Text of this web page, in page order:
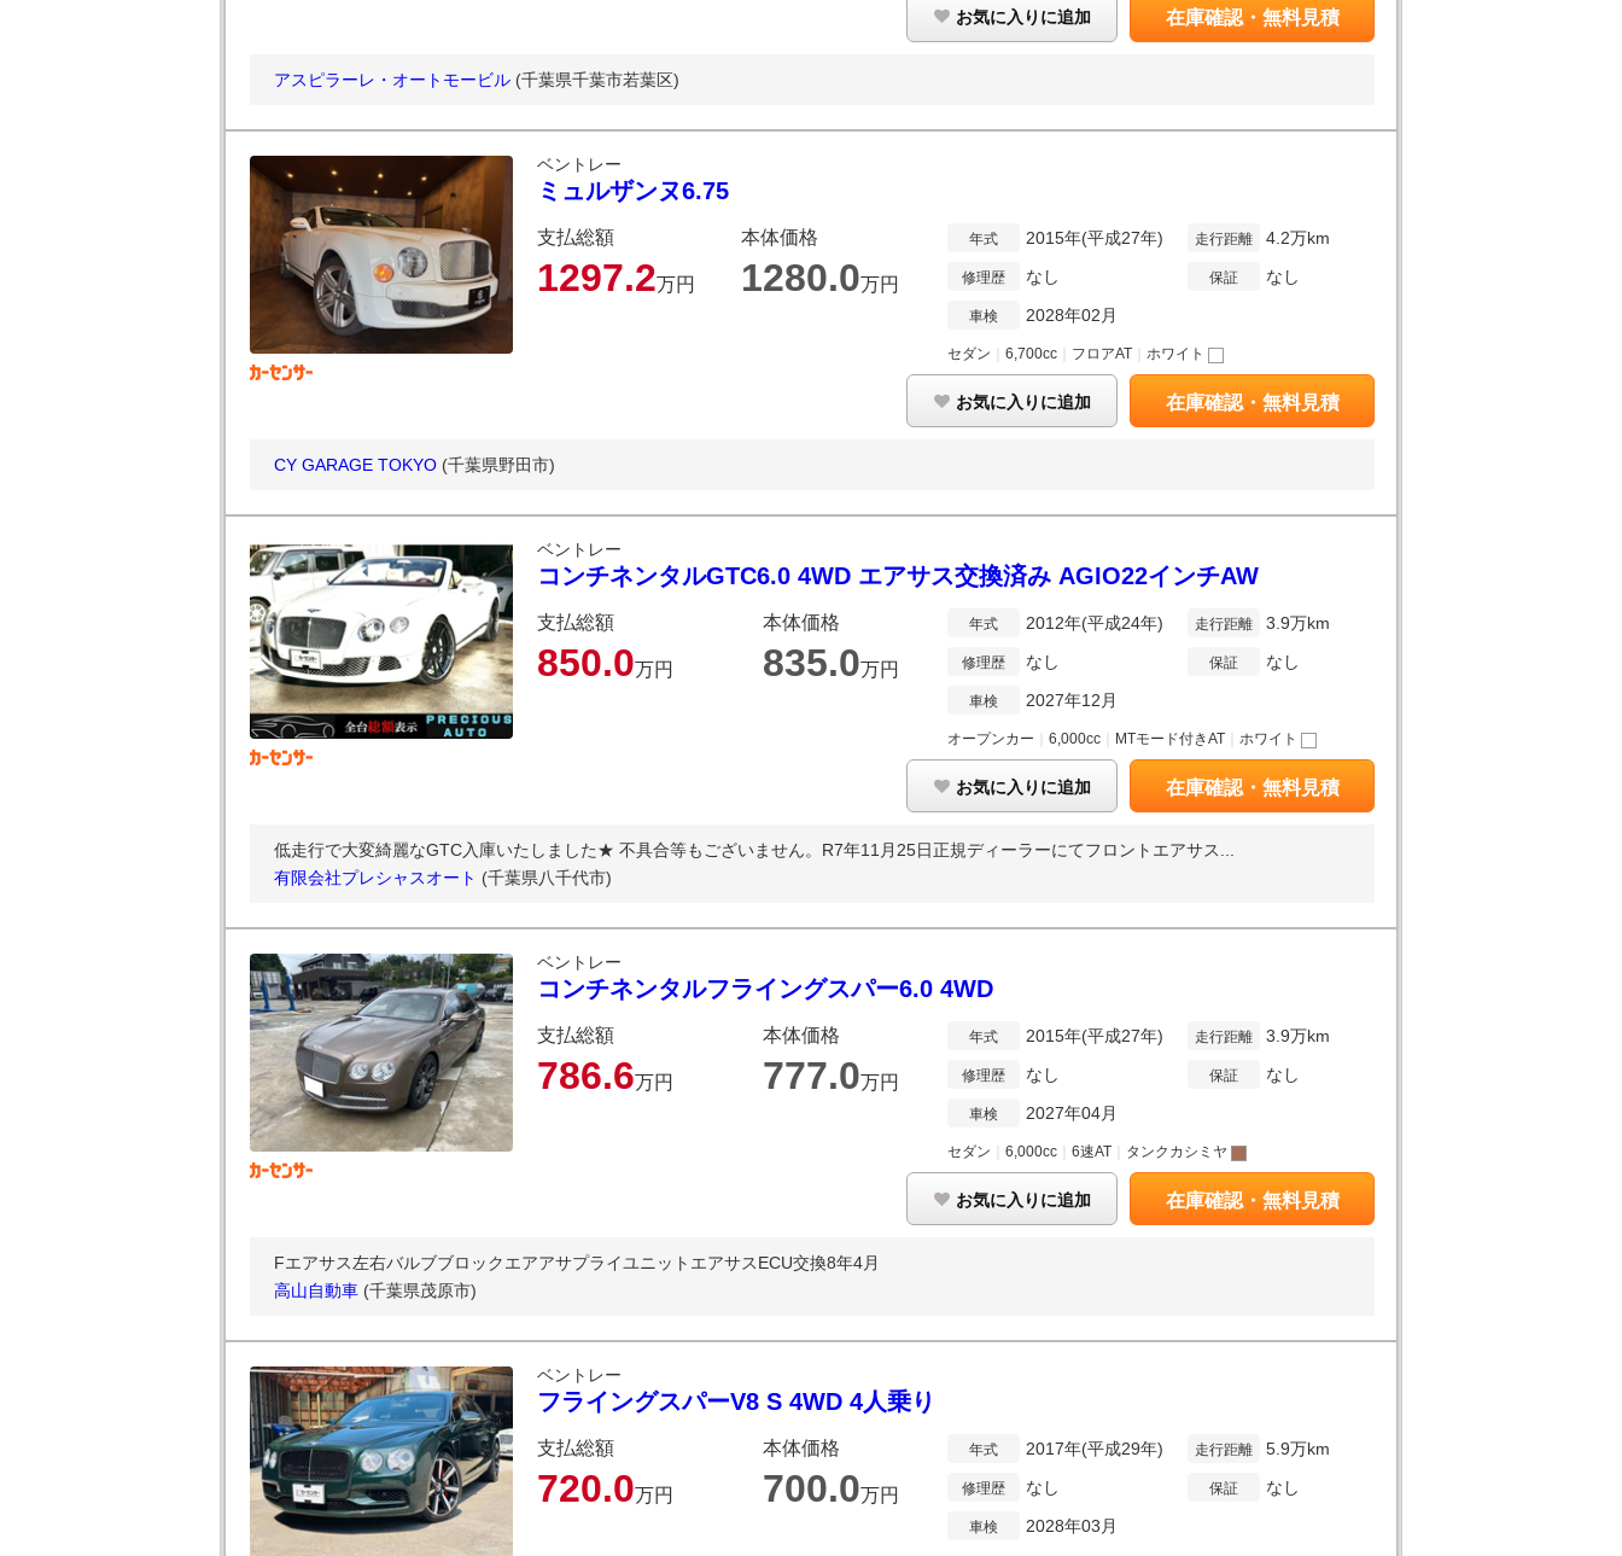
お気に入りに追加 在庫確認・無料見積
アスピラーレ・オートモービル (千葉県千葉市若葉区)
ベントレー
ミュルザンヌ6.75
支払総額
1297.2万円
本体価格
1280.0万円
年式 2015年(平成27年)
修理歴 なし
車検 2028年02月
走行距離 4.2万km
保証 なし
セダン 6,700cc フロアAT ホワイト
お気に入りに追加 在庫確認・無料見積
CY GARAGE TOKYO (千葉県野田市)
ベントレー
コンチネンタルGTC6.0 4WD エアサス交換済み AGIO22インチAW
支払総額
850.0万円
本体価格
835.0万円
年式 2012年(平成24年)
修理歴 なし
車検 2027年12月
走行距離 3.9万km
保証 なし
オープンカー 6,000cc MTモード付きAT ホワイト
お気に入りに追加 在庫確認・無料見積
低走行で大変綺麗なGTC入庫いたしました★ 不具合等もございません。R7年11月25日正規ディーラーにてフロントエアサス...
有限会社プレシャスオート (千葉県八千代市)
ベントレー
コンチネンタルフライングスパー6.0 4WD
支払総額
786.6万円
本体価格
777.0万円
年式 2015年(平成27年)
修理歴 なし
車検 2027年04月
走行距離 3.9万km
保証 なし
セダン 6,000cc 6速AT タンクカシミヤ
お気に入りに追加 在庫確認・無料見積
Fエアサス左右バルブブロックエアアサプライユニットエアサスECU交換8年4月
高山自動車 (千葉県茂原市)
ベントレー
フライングスパーV8 S 4WD 4人乗り
支払総額
720.0万円
本体価格
700.0万円
年式 2017年(平成29年)
修理歴 なし
車検 2028年03月
走行距離 5.9万km
保証 なし